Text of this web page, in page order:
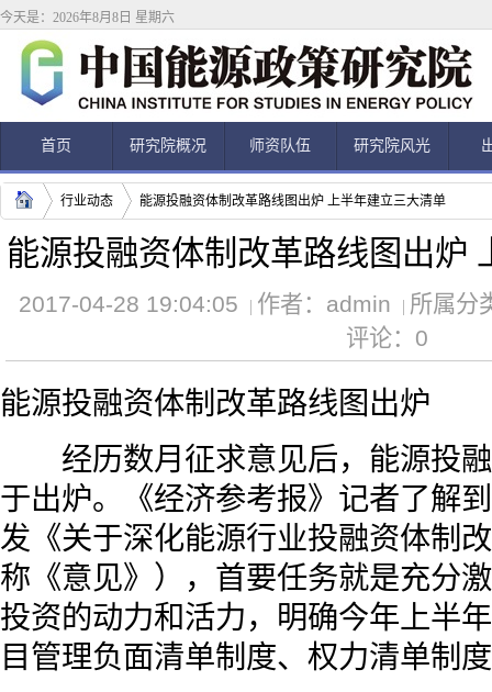
今天是：2026年8月8日 星期六
首页 研究院概况 师资队伍 研究院风光
行业动态 能源投融资体制改革路线图出炉 上半年建立三大清单
能源投融资体制改革路线图出炉
2017-04-28 19:04:05 作者： admin
所属分
评论： 0
能源投融资体制改革路线图出炉
经历数月征求意见后，能源投融
于出炉。《经济参考报》记者了解
发《关于深化能源行业投融资体制
称《意见》），首要任务就是充分
投资的动力和活力，明确今年上半
目管理负面清单制度、权力清单制